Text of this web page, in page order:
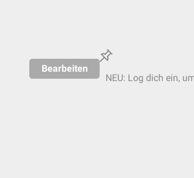
Bearbeiten
NEU: Log dich ein,